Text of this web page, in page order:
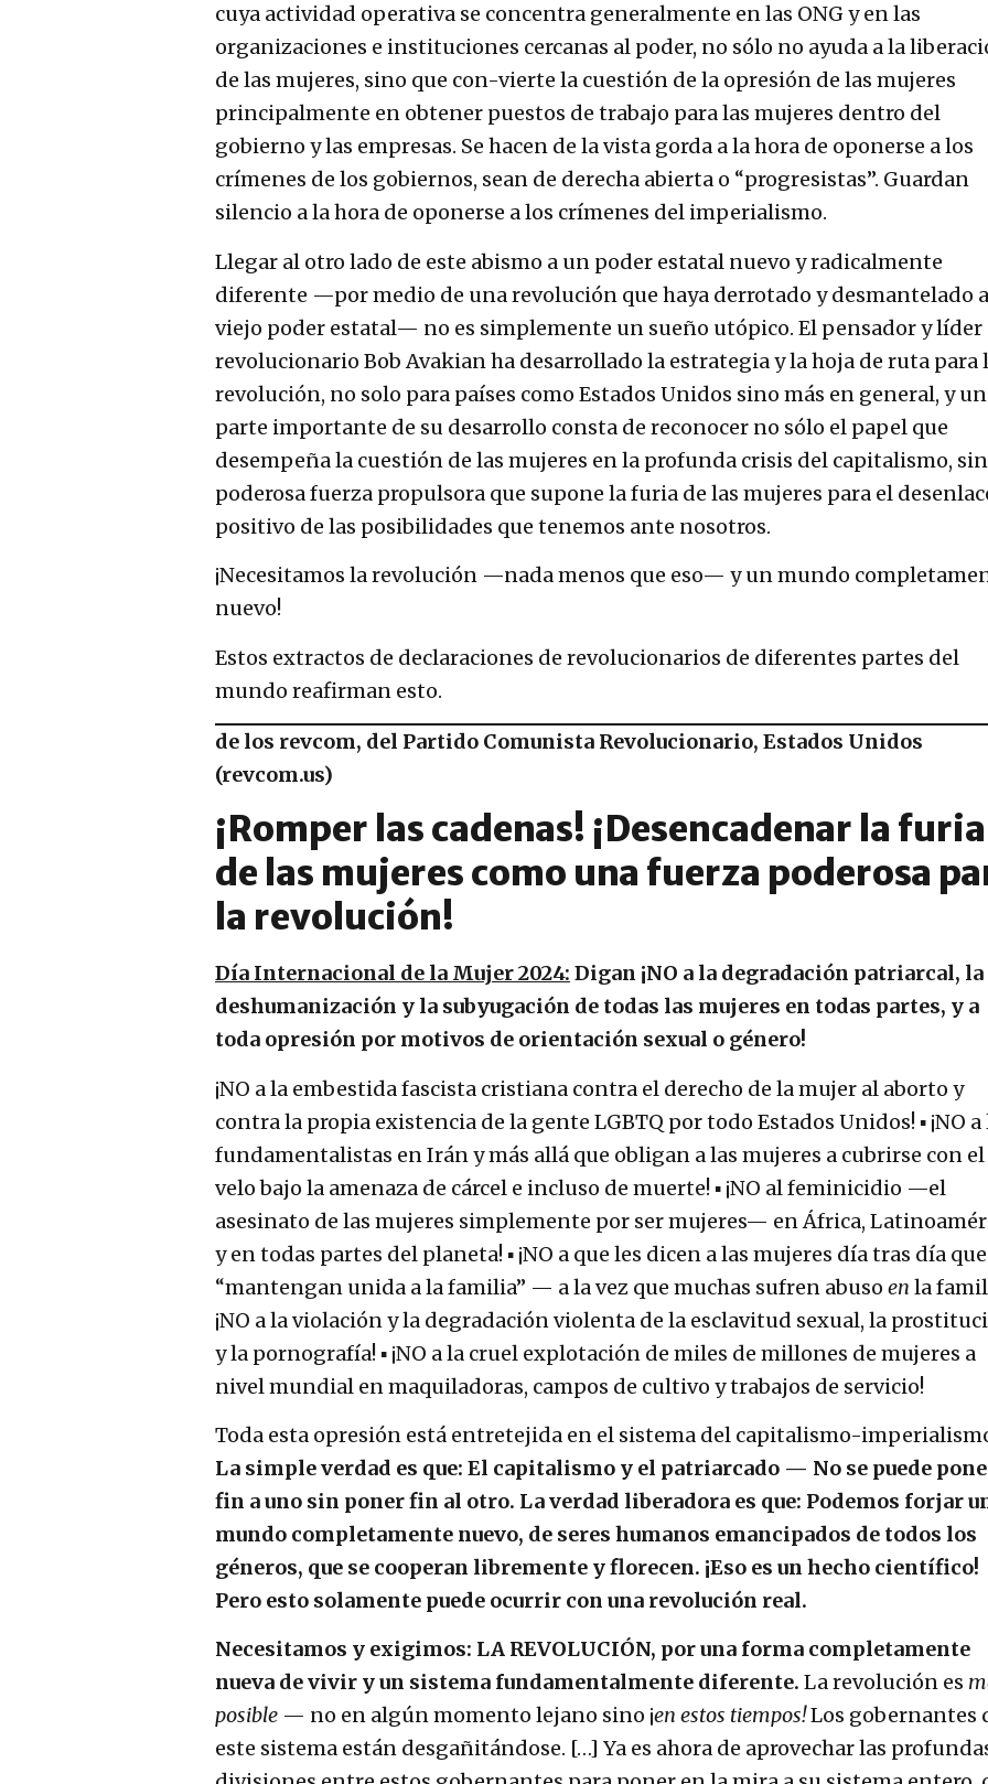
cuya actividad operativa se concentra generalmente en las ONG y en las
organizaciones e instituciones cercanas al poder, no sólo no ayuda a la
de las mujeres, sino que con-vierte la cuestión de la opresión de las mujeres
principalmente en obtener puestos de trabajo para las mujeres dentro del
gobierno y las empresas. Se hacen de la vista gorda a la hora de oponerse a los
crímenes de los gobiernos, sean de derecha abierta o “progresistas”. Guardan
silencio a la hora de oponerse a los crímenes del imperialismo.
Llegar al otro lado de este abismo a un poder estatal nuevo y radicalmente
diferente —por medio de una revolución que haya derrotado y desmantelado
viejo poder estatal— no es simplemente un sueño utópico. El pensador y líder
revolucionario Bob Avakian ha desarrollado la estrategia y la hoja de ruta para
revolución, no solo para países como Estados Unidos sino más en general, y
parte importante de su desarrollo consta de reconocer no sólo el papel que
desempeña la cuestión de las mujeres en la profunda crisis del capitalismo,
poderosa fuerza propulsora que supone la furia de las mujeres para el
positivo de las posibilidades que tenemos ante nosotros.
¡Necesitamos la revolución —nada menos que eso— y un mundo
nuevo!
Estos extractos de declaraciones de revolucionarios de diferentes partes del
mundo reafirman esto.
de los revcom, del Partido Comunista Revolucionario, Estados Unidos
(revcom.us)
¡Romper las cadenas! ¡Desencadenar la furia
de las mujeres como una fuerza poderosa
la revolución!
Día Internacional de la Mujer 2024: Digan ¡NO a la degradación patriarcal, la
deshumanización y la subyugación de todas las mujeres en todas partes, y a
toda opresión por motivos de orientación sexual o género!
¡NO a la embestida fascista cristiana contra el derecho de la mujer al aborto y
contra la propia existencia de la gente LGBTQ por todo Estados Unidos! ▪ ¡NO a
fundamentalistas en Irán y más allá que obligan a las mujeres a cubrirse con el
velo bajo la amenaza de cárcel e incluso de muerte! ▪ ¡NO al feminicidio —el
asesinato de las mujeres simplemente por ser mujeres— en África,
y en todas partes del planeta! ▪ ¡NO a que les dicen a las mujeres día tras día que
“mantengan unida a la familia” — a la vez que muchas sufren abuso en la
¡NO a la violación y la degradación violenta de la esclavitud sexual, la
y la pornografía! ▪ ¡NO a la cruel explotación de miles de millones de mujeres a
nivel mundial en maquiladoras, campos de cultivo y trabajos de servicio!
Toda esta opresión está entretejida en el sistema del capitalismo-
La simple verdad es que: El capitalismo y el patriarcado — No se puede
fin a uno sin poner fin al otro. La verdad liberadora es que: Podemos forjar
mundo completamente nuevo, de seres humanos emancipados de todos los
géneros, que se cooperan libremente y florecen. ¡Eso es un hecho científico!
Pero esto solamente puede ocurrir con una revolución real.
Necesitamos y exigimos: LA REVOLUCIÓN, por una forma completamente
nueva de vivir y un sistema fundamentalmente diferente. La revolución es
posible — no en algún momento lejano sino ¡en estos tiempos!Los gobernantes
este sistema están desgañitándose. […] Ya es ahora de aprovechar las